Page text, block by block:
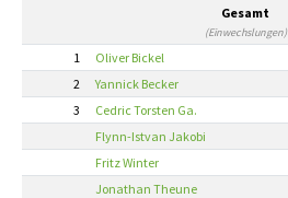
Gesamt
(Einwechslungen)
1 Oliver Bickel
2
Yannick Becker
3
Cedric Torsten Ga.
Flynn-Istvan Jakobi
Fritz Winter
Jonathan Theune